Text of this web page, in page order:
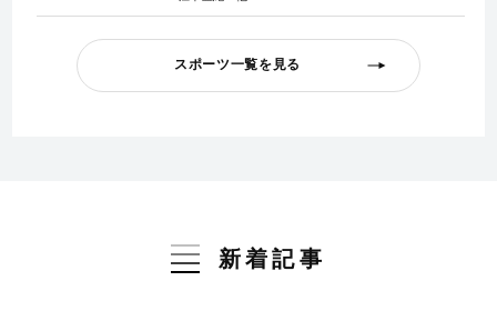
スポーツ一覧を見る
新着記事